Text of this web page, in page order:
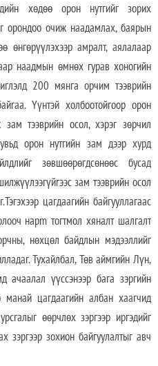
хөдөө орон нутгийг зорих
орондоо очиж наадамлах, баярын
өнгөрүүлэхээр амралт, аялалаар
наадмын өмнөх гурав хоногийн
200 мянга орчим тээврийн
Үүнтэй холбоотойгоор орон
тээврийн осол, хэрэг зөрчил
орон нутгийн зам дээр хурд
зөвшөөрөгдсөнөөс бусад
зам тээврийн осол
цагдаагийн байгууллагаас
нарm тогтмол хяналт шалгалт
нөхцөл байдлын мэдээллийг
Тухайлбал, Төв аймгийн Лүн,
ачаалал үүссэнээр бага зэргийн
манай цагдаагийн албан хаагчид
өөрчлөх зэргээр иргэдийг
зэргээр зохион байгуулалтыг авч